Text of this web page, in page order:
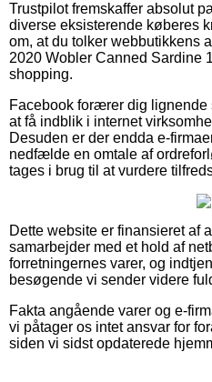
Trustpilot fremskaffer absolut
diverse eksisterende køberes
om, at du tolker webbutikkens
2020 Wobler Canned Sardine
shopping.
Facebook forærer dig lignende
at få indblik i internet
Desuden er der endda e-
nedfælde en omtale af
tages i brug til at vurdere
Dette website er finansieret af
samarbejder med et hold af
forretningernes varer, og
besøgende vi sender videre
Fakta angående varer og e-
vi påtager os intet ansvar for
siden vi sidst opdaterede